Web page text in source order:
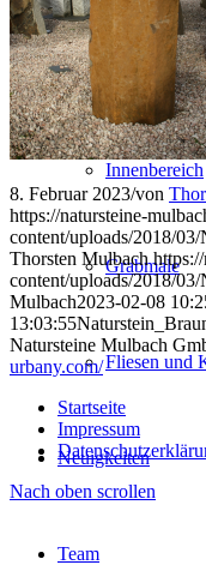
Innenbereich
Grabmale
Fliesen und
Neuigkeiten
Team
8. Februar 2023/von
https://natursteine-
content/uploads/2018/
Thorsten Mulbach
content/uploads/2018/
Mulbach2023-02-08
13:03:55
Natursteine Mulbach
urbany.com/
Startseite
Impressum
Nach oben scrollen